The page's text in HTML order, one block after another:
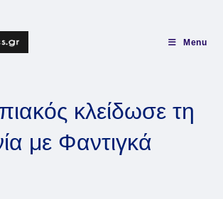
Menu
κλείδωσε τη
με Φαντιγκά